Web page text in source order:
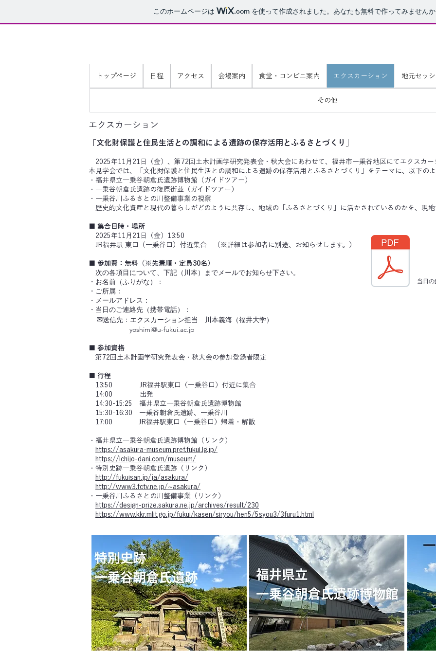
このホームページは .com を使って作成されました。あなたも無料で作ってみませんか
トップページ 日程 アクセス 会場案内 食堂・コンビニ案内 エクスカーション 地元セッ
その他
エクスカーション
「文化財保護と住民生活との調和による遺跡の保存活用とふるさとづくり」
2025年11月21日（金）、第72回土木計画学研究発表会・秋大会にあわせて、福井市一乗谷地区にてエクスカー
本見学会では、「文化財保護と住民生活との調和による遺跡の保存活用とふるさとづくり」をテーマに、以下のよ
・福井県立一乗谷朝倉氏遺跡博物館（ガイドツアー）
・一乗谷朝倉氏遺跡の復原街並（ガイドツアー）
・一乗谷川ふるさとの川整備事業の視察
歴史的文化資産と現代の暮らしがどのように共存し、地域の「ふるさとづくり」に活かされているのかを、現地
■ 集合日時・場所
2025年11月21日（金）13:50
JR福井駅 東口（一乗谷口）付近集合 （※詳細は参加者に別途、お知らせします。）
■ 参加費： 無料（※先着順・定員30名）
次の各項目について、下記（川本）までメールでお知らせ下さい。
・お名前（ふりがな）：
・ご所属：
・メールアドレス：
・当日のご連絡先（携帯電話）：
✉送信先：エクスカーション担当 川本義海（福井大学）
yoshimi@u-fukui.ac.jp
■ 参加資格
第72回土木計画学研究発表会・秋大会の参加登録者限定
■ 行程
13:50 JR福井駅東口（一乗谷口）付近に集合
14:00 出発
14:30-15:25 福井県立一乗谷朝倉氏遺跡博物館
15:30-16:30 一乗谷朝倉氏遺跡、一乗谷川
17:00 JR福井駅東口（一乗谷口）帰着・解散
・福井県立一乗谷朝倉氏遺跡博物館（リンク）
https://asakura-museum.pref.fukui.lg.jp/
https://ichijo-dani.com/museum/
・特別史跡一乗谷朝倉氏遺跡（リンク）
http://fukuisan.jp/ja/asakura/
http://www3.fctv.ne.jp/~asakura/
・一乗谷川ふるさとの川整備事業（リンク）
https://design-prize.sakura.ne.jp/archives/result/230
https://www.kkr.mlit.go.jp/fukui/kasen/siryou/hen5/5syou3/3furu1.html
当日